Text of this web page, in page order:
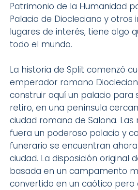
Patrimonio de la Humanidad
Palacio de Diocleciano y otros
lugares de interés, tiene algo
todo el mundo.
La historia de Split comenzó
emperador romano
construir aquí un palacio para
retiro, en una península
ciudad romana de Salona. Las
fuera un poderoso palacio y
funerario se encuentran
ciudad. La disposición original
basada en un campamento
convertido en un caótico